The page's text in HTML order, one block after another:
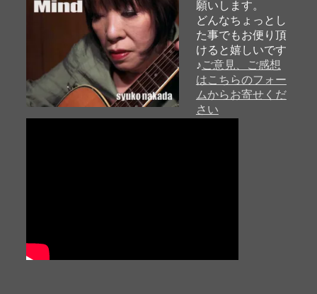
願いします。
どんなちょっとし
た事でもお便り頂
けると嬉しいです
♪ご意見、ご感想
はこちらのフォー
ムからお寄せくだ
さい